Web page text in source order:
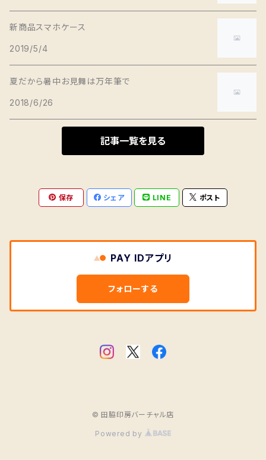
新商品スマホケース
2019/5/4
夏だから暑中お見舞は万年筆で
2018/6/26
記事一覧を見る
保存 シェア LINE ポスト
PAY IDアプリ
フォローする
© 田脇印房バーチャル店
Powered by